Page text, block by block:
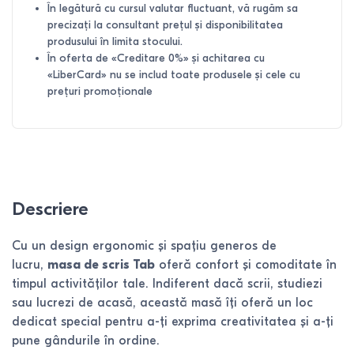
În legătură cu cursul valutar fluctuant, vă rugăm sa
precizați la consultant prețul și disponibilitatea
produsului în limita stocului.
În oferta de «Creditare 0%» și achitarea cu
«LiberCard» nu se includ toate produsele și cele cu
prețuri promoționale
Descriere
Cu un design ergonomic și spațiu generos de
lucru, masa de scris Tab oferă confort și comoditate în
timpul activităților tale. Indiferent dacă scrii, studiezi
sau lucrezi de acasă, această masă îți oferă un loc
dedicat special pentru a-ți exprima creativitatea și a-ți
pune gândurile în ordine.